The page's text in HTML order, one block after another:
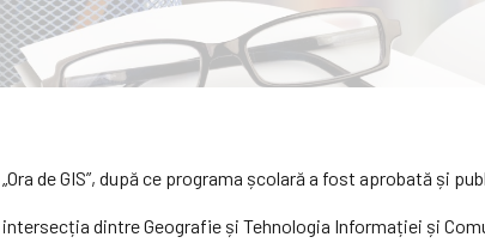
de GIS”, după ce programa școlară a fost aprobată și
dintre Geografie și Tehnologia Informației și